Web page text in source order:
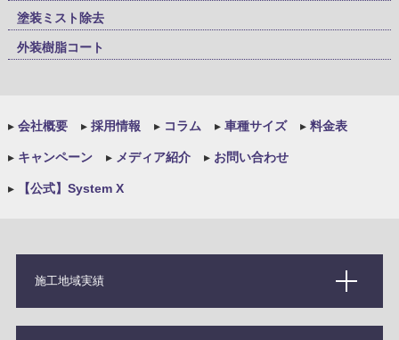
塗装ミスト除去
外装樹脂コート
▸会社概要 ▸採用情報 ▸コラム ▸車種サイズ ▸料金表
▸キャンペーン ▸メディア紹介 ▸お問い合わせ
▸【公式】System X
施工地域実績